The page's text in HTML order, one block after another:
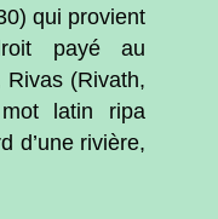
qui provient
payé au
Rivas (Rivath,
latin ripa
d’une rivière,